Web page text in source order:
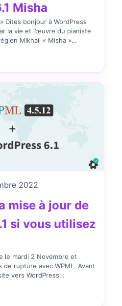
Misha
Dites bonjour à WordPress
la vie et l’œuvre du pianiste
Mikhail « Misha »
2022
mise à jour de
si vous utilisez
le mardi 2 Novembre et
rupture avec WPML. Avant
vers WordPress…